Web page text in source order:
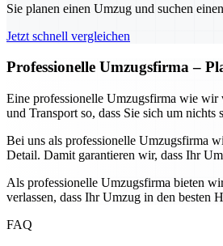
Sie planen einen Umzug und suchen
Jetzt schnell vergleichen
Professionelle Umzugsfirma –
Eine professionelle Umzugsfirma wie wir
und Transport so, dass Sie sich um
Bei uns als professionelle Umzugsfirma
Detail. Damit garantieren wir, dass Ihr
Als professionelle Umzugsfirma bieten
verlassen, dass Ihr Umzug in den besten
FAQ